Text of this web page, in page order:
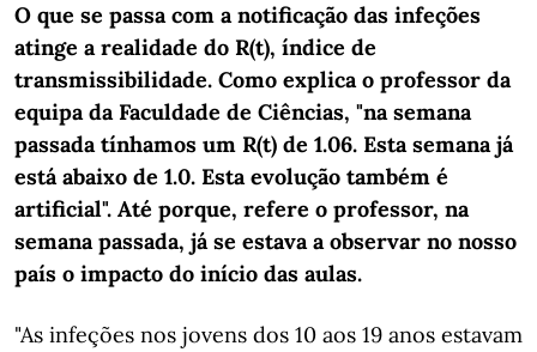
O que se passa com a notificação das infeções
atinge a realidade do R(t), índice de
transmissibilidade. Como explica o professor da
equipa da Faculdade de Ciências, "na semana
passada tínhamos um R(t) de 1.06. Esta semana já
está abaixo de 1.0. Esta evolução também é
artificial". Até porque, refere o professor, na
semana passada, já se estava a observar no nosso
país o impacto do início das aulas.
"As infeções nos jovens dos 10 aos 19 anos estavam